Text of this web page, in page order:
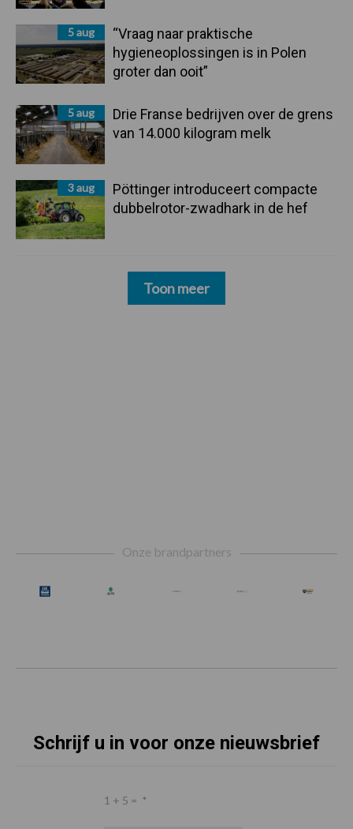
5 aug
“Vraag naar praktische
hygieneoplossingen is in Polen
groter dan ooit”
5 aug
Drie Franse bedrijven over de grens
van 14.000 kilogram melk
3 aug
Pöttinger introduceert compacte
dubbelrotor-zwadhark in de hef
Toon meer
Onze brandpartners
Schrijf u in voor onze nieuwsbrief
1 + 5 = *